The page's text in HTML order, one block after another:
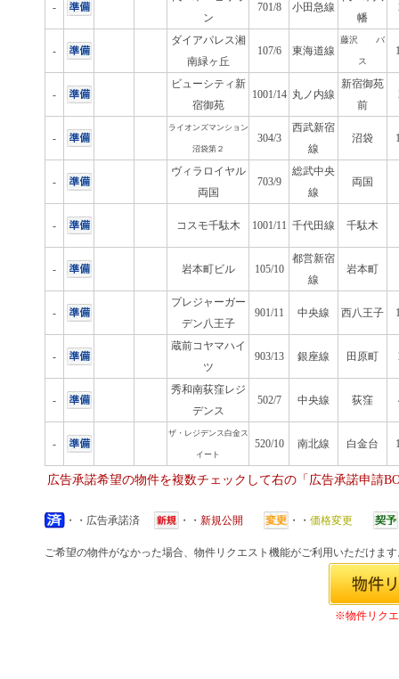
-
ン
701/8 小田急線
幡
-
ダイアパレス湘
南緑ヶ丘
107/6 東海道線
藤沢 バ
ス
-
ビューシティ新
宿御苑
1001/14 丸ノ内線
新宿御苑
前
-
ライオンズマンション
沼袋第２
304/3
西武新宿
線
沼袋
-
ヴィラロイヤル
両国
703/9
総武中央
線
両国
- コスモ千駄木 1001/11 千代田線 千駄木
- 岩本町ビル 105/10
都営新宿
線
岩本町
-
プレジャーガー
デン八王子
901/11 中央線 西八王子
-
蔵前コヤマハイ
ツ
903/13 銀座線 田原町
-
秀和南荻窪レジ
デンス
502/7 中央線 荻窪
-
ザ・レジデンス白金ス
イート
520/10 南北線 白金台
広告承諾希望の物件を複数チェックして右の「広告承諾申請
・・広告承諾済 ・・ 新規公開 ・・ 価格変更
ご希望の物件がなかった場合、物件リクエスト機能がご利用いただけま
※物件リク